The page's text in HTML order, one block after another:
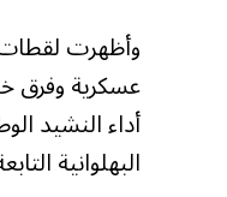
وأظهرت
عسكرية وفرق
أداء النشيد
البهلوانية